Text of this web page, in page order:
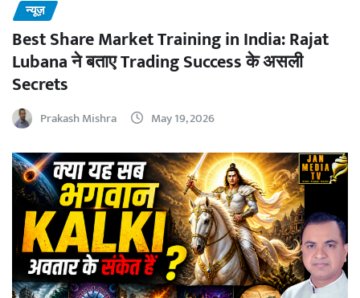
न्यूज़
Best Share Market Training in India: Rajat
Lubana ने बताए Trading Success के असली
Secrets
Prakash Mishra May 19, 2026